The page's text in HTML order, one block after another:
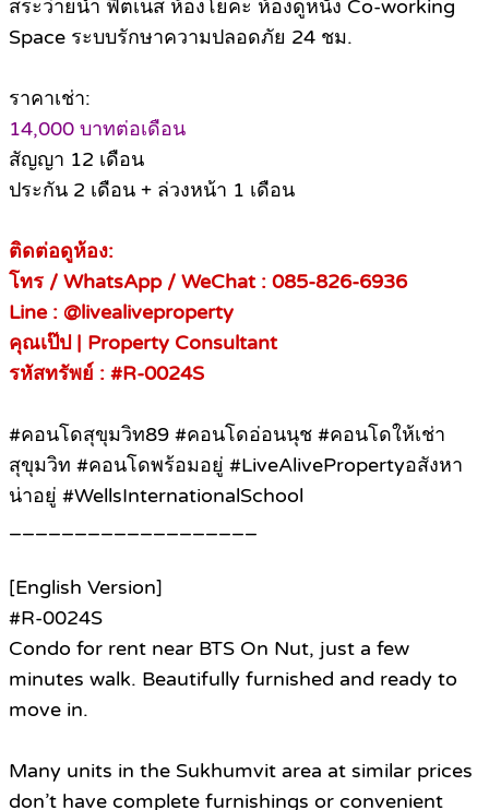
สระว่ายน้ำ ฟิตเนส ห้องโยคะ ห้องดูหนัง Co-working
Space ระบบรักษาความปลอดภัย 24 ชม.
ราคาเช่า:
14,000 บาทต่อเดือน
สัญญา 12 เดือน
ประกัน 2 เดือน + ล่วงหน้า 1 เดือน
ติดต่อดูห้อง:
โทร / WhatsApp / WeChat : 085-826-6936
Line : @livealiveproperty
คุณเป๊ป | Property Consultant
รหัสทรัพย์ : #R-0024S
#คอนโดสุขุมวิท89 #คอนโดอ่อนนุช #คอนโดให้เช่า
สุขุมวิท #คอนโดพร้อมอยู่ #LiveAlivePropertyอสังหา
น่าอยู่ #WellsInternationalSchool
[English Version]
#R-0024S
Condo for rent near BTS On Nut, just a few
minutes walk. Beautifully furnished and ready to
move in.
Many units in the Sukhumvit area at similar prices
don’t have complete furnishings or convenient